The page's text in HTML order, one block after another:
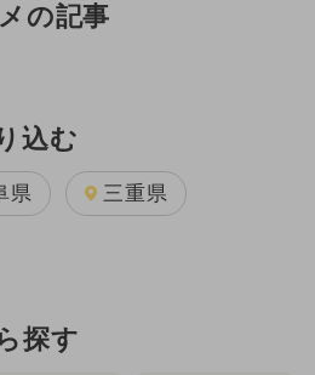
の記事
込む
県 三重県
探す